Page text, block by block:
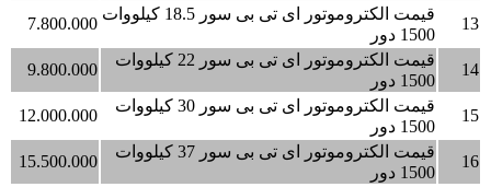
13
قیمت الکتروموتور ای تی بی سور 18.5 کیلووات
1500 دور
7.800.000
14
قیمت الکتروموتور ای تی بی سور 22 کیلووات
1500 دور
9.800.000
15
قیمت الکتروموتور ای تی بی سور 30 کیلووات
1500 دور
12.000.000
16
قیمت الکتروموتور ای تی بی سور 37 کیلووات
1500 دور
15.500.000